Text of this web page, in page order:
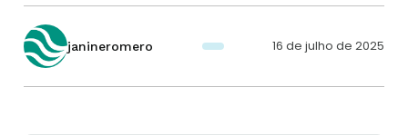
janineromero 16 de julho de 2025